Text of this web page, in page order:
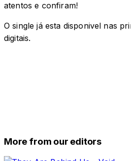
atentos e confiram!
O single já esta disponivel nas
digitais.
More from our editors